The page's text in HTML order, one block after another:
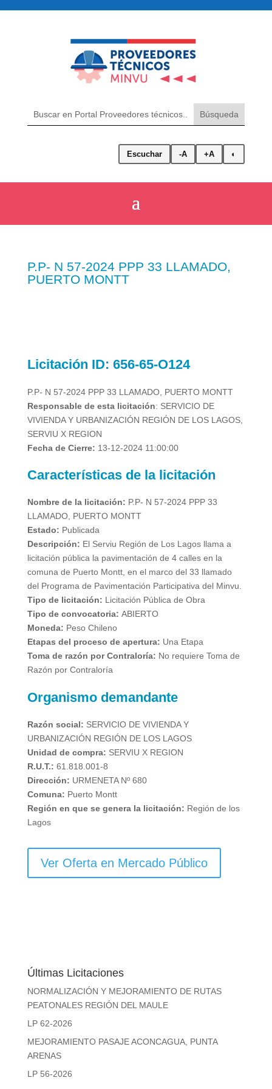
Escuchar -A +A ◐
P.P- N 57-2024 PPP 33 LLAMADO,
PUERTO MONTT
Licitación ID: 656-65-O124
P.P- N 57-2024 PPP 33 LLAMADO, PUERTO MONTT
Responsable de esta licitación: SERVICIO DE
VIVIENDA Y URBANIZACIÓN REGIÓN DE LOS LAGOS,
SERVIU X REGION
Fecha de Cierre: 13-12-2024 11:00:00
Características de la licitación
Nombre de la licitación: P.P- N 57-2024 PPP 33
LLAMADO, PUERTO MONTT
Estado: Publicada
Descripción: El Serviu Región de Los Lagos llama a
licitación pública la pavimentación de 4 calles en la
comuna de Puerto Montt, en el marco del 33 llamado
del Programa de Pavimentación Participativa del Minvu.
Tipo de licitación: Licitación Pública de Obra
Tipo de convocatoria: ABIERTO
Moneda: Peso Chileno
Etapas del proceso de apertura: Una Etapa
Toma de razón por Contraloría: No requiere Toma de
Razón por Contraloría
Organismo demandante
Razón social: SERVICIO DE VIVIENDA Y
URBANIZACIÓN REGIÓN DE LOS LAGOS
Unidad de compra: SERVIU X REGION
R.U.T.: 61.818.001-8
Dirección: URMENETA Nº 680
Comuna: Puerto Montt
Región en que se genera la licitación: Región de los
Lagos
Ver Oferta en Mercado Público
Últimas Licitaciones
NORMALIZACIÓN Y MEJORAMIENTO DE RUTAS
PEATONALES REGIÓN DEL MAULE
LP 62-2026
MEJORAMIENTO PASAJE ACONCAGUA, PUNTA
ARENAS
LP 56-2026